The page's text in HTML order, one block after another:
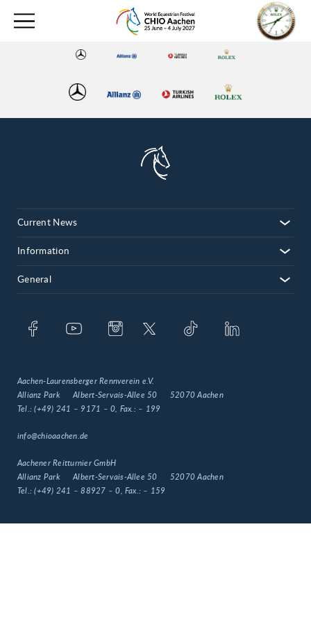
Current News
Information
General
Aachen-Laurensberger Rennverein e.V.
Allianz Park
Albert-Servais-Allee 50
52070 Aachen
Tel.:(+49) 241 – 9171 – 0 , Fax.: – 199
info@chioaachen.de
Aachener Reitturnier GmbH
Allianz Park
Albert-Servais-Allee 50
52070 Aachen
Tel.:(+49) 241 – 88927 – 0 , Fax.: – 159